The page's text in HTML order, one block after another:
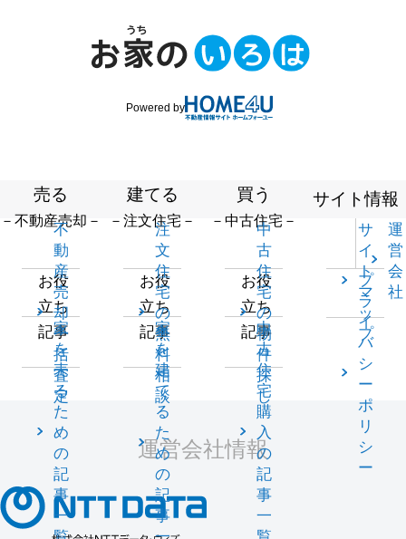
Powered by
売る
－不動産売却－
不
動
産
売
却
一
括
査
定
お役
立ち
記事
家
を
売
る
た
め
の
記
事
一
建てる
－注文住宅－
注
文
住
宅
の
無
料
相
談
お役
立ち
記事
家
を
建
て
る
た
め
の
記
事
買う
－中古住宅－
中
古
住
宅
の
物
件
探
し
お役
立ち
記事
中
古
住
宅
購
入
の
記
事
一
サイト情報
サ
イ
ト
マ
ッ
プ
運
営
会
社
プ
ラ
イ
バ
シ
ー
ポ
リ
シ
ー
運営会社情報